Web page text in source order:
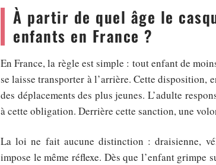
À partir de quel âge le
enfants en France ?
En France, la règle est simple : tout enfant de
se laisse transporter à l’arrière. Cette disposition,
des déplacements des plus jeunes. L’adulte
à cette obligation. Derrière cette sanction, une
La loi ne fait aucune distinction : draisienne,
impose le même réflexe. Dès que l’enfant grimpe